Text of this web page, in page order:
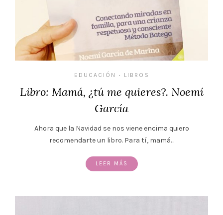
EDUCACIÓN • LIBROS
Libro: Mamá, ¿tú me quieres?. Noemí
García
Ahora que la Navidad se nos viene encima quiero
recomendarte un libro. Para tí, mamá…
LEER MÁS